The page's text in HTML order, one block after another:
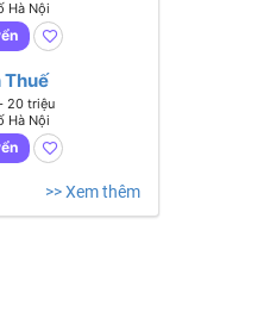
Hà Nội
Thuế
20 triệu
Hà Nội
>> Xem thêm